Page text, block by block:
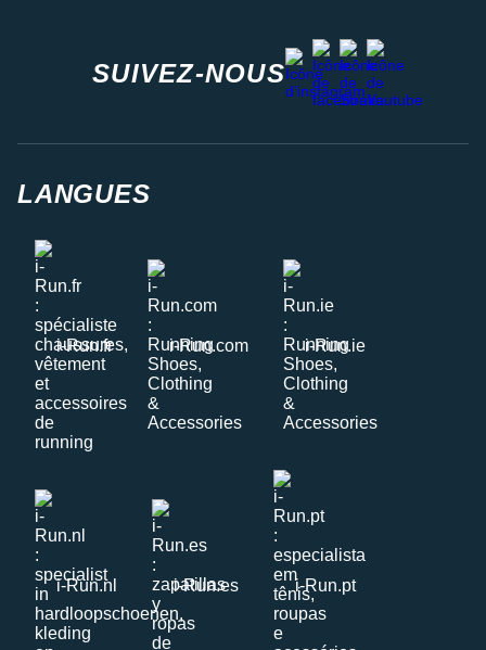
SUIVEZ-NOUS
instagram
facebook
stravayoutube
LANGUES
i-Run.fr i-Run.com i-Run.ie
i-Run.nl i-Run.es i-Run.pt